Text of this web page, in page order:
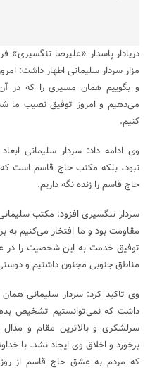
دریادار پاسدار «علیرضا تنگسیری»
مزار سردار سلیمانی اظهار داشت:
و بگوییم همان مسیری را که در
می‌دهیم و امروز توفیق نصیب ما
کنیم.
وی ادامه داد: سردار سلیمانی
نبود، بلکه مکتب حاج قاسم است
حاج قاسم را زنده نگه داریم.
سردار تنگسیری افزود: مکتب
مناطق جنوبی مجنون داشتیم و
وی تاکید کرد: سردار سلیمانی
داشت که نمی‌توانستیم تشخیص
سرلشکری و بالاترین مقام و مدال
برخورد و اخلاق وی ایجاد نشد. با
که مردم به عشق حاج قاسم از